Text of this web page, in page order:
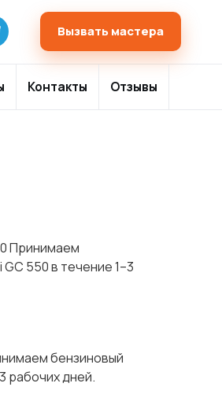
Вызвать мастера
Контакты Отзывы
Принимаем
550 в течение 1–3
бензиновый
рабочих дней.